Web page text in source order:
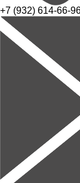
+7 (932) 614-66-